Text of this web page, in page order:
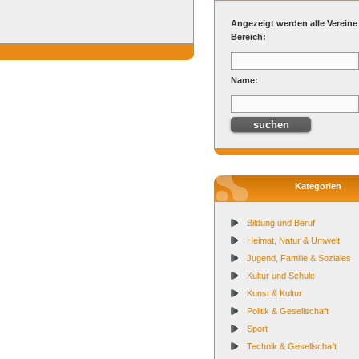
Angezeigt werden alle
Bereich:
Name:
Kategorien
Bildung und Beruf
Heimat, Natur & Umwelt
Jugend, Familie & Soziales
Kultur und Schule
Kunst & Kultur
Politik & Gesellschaft
Sport
Technik & Gesellschaft